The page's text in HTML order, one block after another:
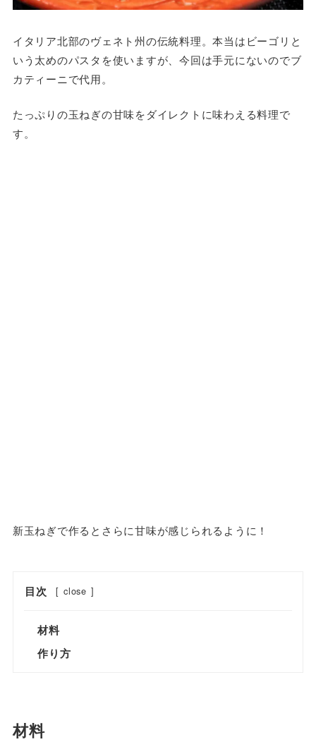
イタリア北部のヴェネト州の伝統料理。本当はビーゴリと
いう太めのパスタを使いますが、今回は手元にないのでブ
カティーニで代用。
たっぷりの玉ねぎの甘味をダイレクトに味わえる料理で
す。
新玉ねぎで作るとさらに甘味が感じられるように！
目次 [ close ]
材料
作り方
材料